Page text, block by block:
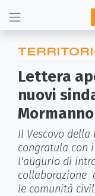
Lettera
nuovi
Il Vescovo della
congratula con
l'augurio di
collaborazione
le comunità